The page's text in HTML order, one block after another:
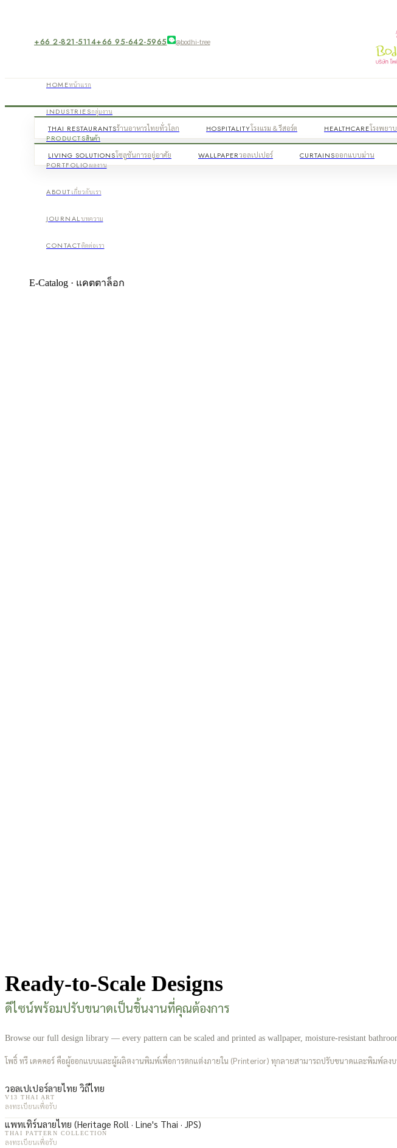
+66 2-821-5114+66 95-642-5965 @bodhi-tree
HOMEหน้าแรก
INDUSTRIESกลุ่มงาน
THAI RESTAURANTSร้านอาหารไทยทั่วโลก HOSPITALITYโรงแรม & รีสอร์ต HEALTHCAREโรงพยา
PRODUCTSสินค้า
LIVING SOLUTIONSโซลูชันการอยู่อาศัย WALLPAPERวอลเปเปอร์ CURTAINSออกแบบม่าน
PORTFOLIOผลงาน
ABOUT เกี่ยวกับเรา
JOURNAL บทความ
CONTACTติดต่อเรา
E-Catalog · แคตตาล็อก
Ready-to-Scale Designs
ดีไซน์พร้อมปรับขนาดเป็นชิ้นงานที่คุณต้องการ
Browse our full design library — every pattern can be scaled and printed as wallpaper, moisture-resistant
โพธิ์ ทรี เดคคอร์ คือผู้ออกแบบและผู้ผลิตงานพิมพ์เพื่อการตกแต่งภายใน (Printerior) ทุกลายสามารถปรับขนาดและพิมพ์ลง
วอลเปเปอร์ลายไทย วิถีไทย
V13 THAI ART
ลงทะเบียนเพื่อรับ
แพทเทิร์นลายไทย (Heritage Roll · Line's Thai · JPS)
THAI PATTERN COLLECTION
ลงทะเบียนเพื่อรับ